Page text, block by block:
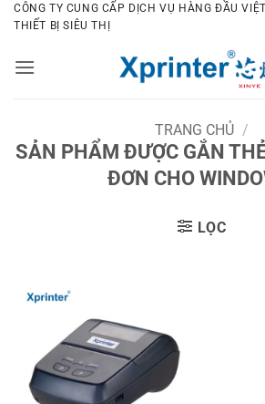
Bỏ
qua
dung
CÔNG TY CUNG CẤP DỊCH VỤ HÀNG ĐẦU
THIẾT BỊ SIÊU THỊ
TRANG CHỦ /
SẢN PHẨM ĐƯỢC GẮN
ĐƠN CHO
LỌC